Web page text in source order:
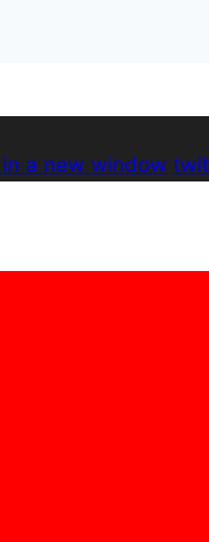
a new window